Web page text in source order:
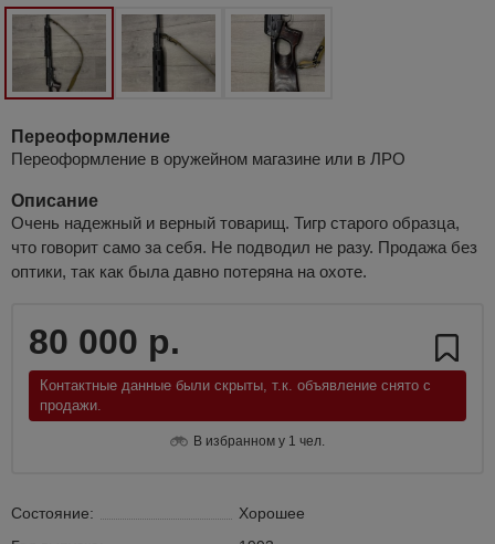
Переоформление
Переоформление в оружейном магазине или в ЛРО
Описание
Очень надежный и верный товарищ. Тигр старого образца,
что говорит само за себя. Не подводил не разу. Продажа без
оптики, так как была давно потеряна на охоте.
80 000 р.
Контактные данные были скрыты, т.к. объявление снято с
продажи.
В избранном у 1 чел.
Состояние:
Хорошее